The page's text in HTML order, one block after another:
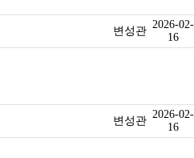
변성관
2026-02-
16
변성관
2026-02-
16